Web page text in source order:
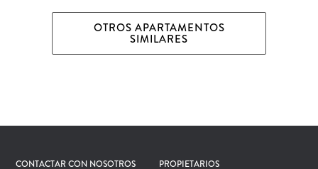
OTROS APARTAMENTOS
SIMILARES
CONTACTAR CON NOSOTROS PROPIETARIOS